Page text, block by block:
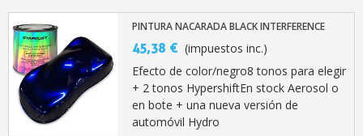
PINTURA NACARADA BLACK INTERFERENCE
45,38 € (impuestos inc.)
Efecto de color/negro8 tonos para elegir
+ 2 tonos HypershiftEn stock Aerosol o
en bote + una nueva versión de
automóvil Hydro